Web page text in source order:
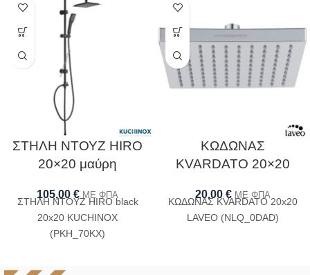
ΣΤΗΛΗ ΝΤΟΥΖ HIRO
20×20 μαύρη
105,00 € ΜΕ ΦΠΑ
ΣΤΗΛΗ ΝΤΟΥΖ HIRO black
20x20 KUCHINOX
(PKH_70KX)
ΚΩΔΩΝΑΣ
KVARDATO 20×20
20,00 € ΜΕ ΦΠΑ
ΚΩΔΩΝΑΣ KVARDATO 20x20
LAVEO (NLQ_0DAD)